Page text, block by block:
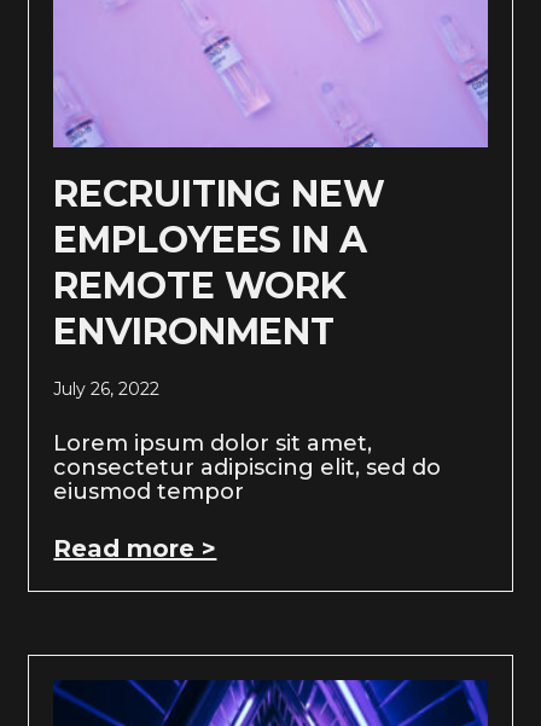
RECRUITING NEW
EMPLOYEES IN A
REMOTE WORK
ENVIRONMENT
July 26, 2022
Lorem ipsum dolor sit amet,
consectetur adipiscing elit, sed do
eiusmod tempor
Read more >